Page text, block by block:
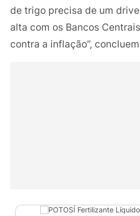
de trigo precisa de um
alta com os Bancos
contra a inflação”,